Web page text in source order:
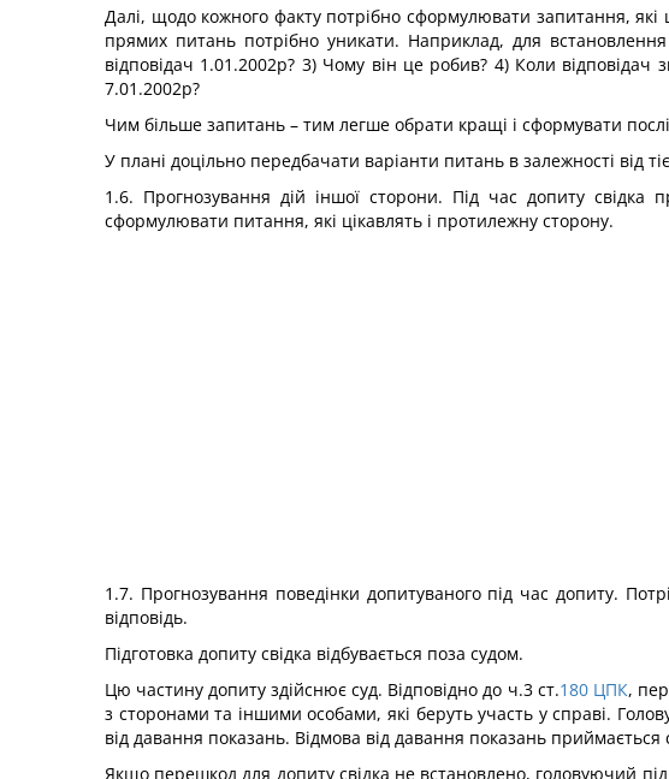
Далі, щодо кожного факту потрібно сформулювати запитання,
прямих питань потрібно уникати. Наприклад, для
відповідач 1.01.2002р? 3) Чому він це робив? 4) Коли
7.01.2002р?
Чим більше запитань – тим легше обрати кращі і сформувати
У плані доцільно передбачати варіанти питань в залежності від
1.6. Прогнозування дій іншої сторони. Під час допиту
сформулювати питання, які цікавлять і протилежну сторону.
1.7. Прогнозування поведінки допитуваного під час допиту.
відповідь.
Підготовка допиту свідка відбувається поза судом.
Цю частину допиту здійснює суд. Відповідно до ч.3 ст.180 ЦПК,
з сторонами та іншими особами, які беруть участь у справі.
від давання показань. Відмова від давання показань
Якщо перешкод для допиту свідка не встановлено, головуючий